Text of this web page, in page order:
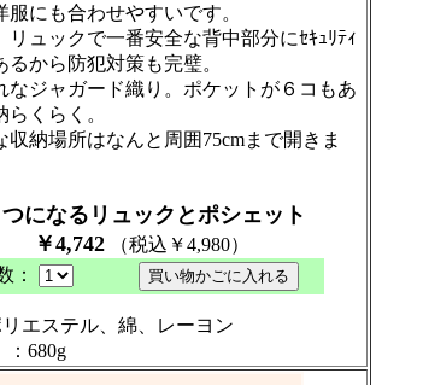
服にも合わせやすいです。
ュックで一番安全な背中部分にｾｷｭﾘﾃｨ
るから防犯対策も完璧。
ジャガード織り。ポケットが６コもあ
らくらく。
収納場所はなんと周囲75cmまで開きま
になるリュックとポシェット
￥4,742
（税込￥4,980）
：
リエステル、綿、レーヨン
：680g